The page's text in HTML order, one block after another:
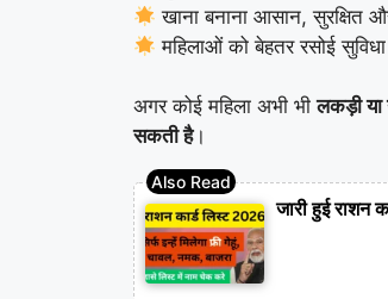
खाना बनाना आसान, सुरक्षित
महिलाओं को बेहतर रसोई
अगर कोई महिला अभी भीलकड़ी या
सकती है।
जारी हुई राशन